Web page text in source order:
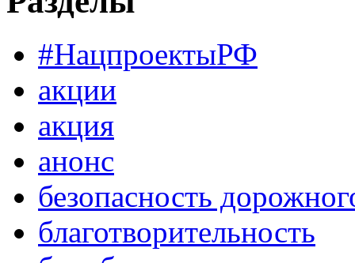
#НацпроектыРФ
акции
акция
анонс
безопасность
благотворительность